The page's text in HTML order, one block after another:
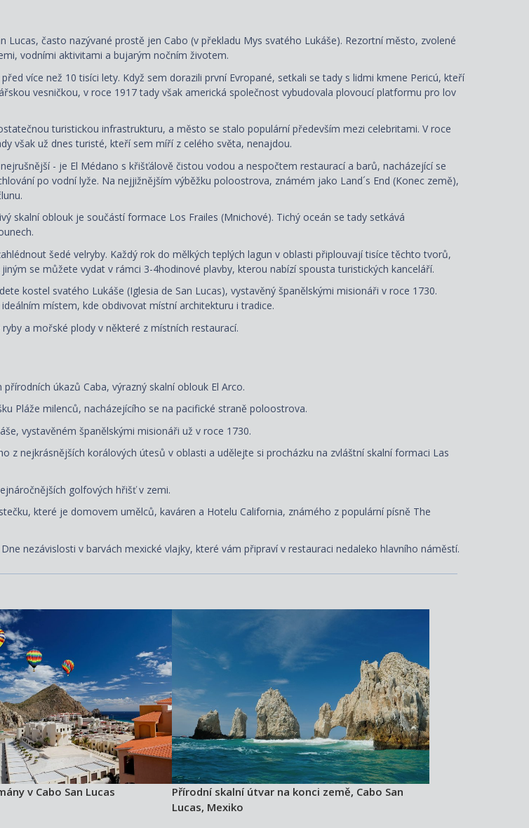
často nazývané prostě jen Cabo (v překladu Mys svatého Lukáše). Rezortní město, zvolené
vodními aktivitami a bujarým nočním životem.
více než 10 tisíci lety. Když sem dorazili první Evropané, setkali se tady s lidmi kmene Pericú, kteří
vesničkou, v roce 1917 tady však americká společnost vybudovala plovoucí platformu pro lov
turistickou infrastrukturu, a město se stalo populární především mezi celebritami. V roce
však už dnes turisté, kteří sem míří z celého světa, nenajdou.
- je El Médano s křišťálově čistou vodou a nespočtem restaurací a barů, nacházející se
po vodní lyže. Na nejjižnějším výběžku poloostrova, známém jako Land´s End (Konec země),
skalní oblouk je součástí formace Los Frailes (Mnichové). Tichý oceán se tady setkává
šedé velryby. Každý rok do mělkých teplých lagun v oblasti připlouvají tisíce těchto tvorů,
se můžete vydat v rámci 3-4hodinové plavby, kterou nabízí spousta turistických kanceláří.
kostel svatého Lukáše (Iglesia de San Lucas), vystavěný španělskými misionáři v roce 1730.
místem, kde obdivovat místní architekturu i tradice.
a mořské plody v některé z místních restaurací.
úkazů Caba, výrazný skalní oblouk El Arco.
Pláže milenců, nacházejícího se na pacifické straně poloostrova.
vystavěném španělskými misionáři už v roce 1730.
nejkrásnějších korálových útesů v oblasti a udělejte si procházku na zvláštní skalní formaci Las
golfových hřišť v zemi.
které je domovem umělců, kaváren a Hotelu California, známého z populární písně The
nezávislosti v barvách mexické vlajky, které vám připraví v restauraci nedaleko hlavního náměstí.
v Cabo San Lucas
Přírodní skalní útvar na konci země, Cabo San
Lucas, Mexiko